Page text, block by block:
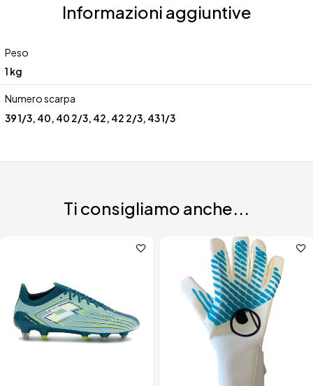
Informazioni aggiuntive
Peso
1 kg
Numero scarpa
39 1/3, 40, 40 2/3, 42, 42 2/3, 43 1/3
Ti consigliamo anche...